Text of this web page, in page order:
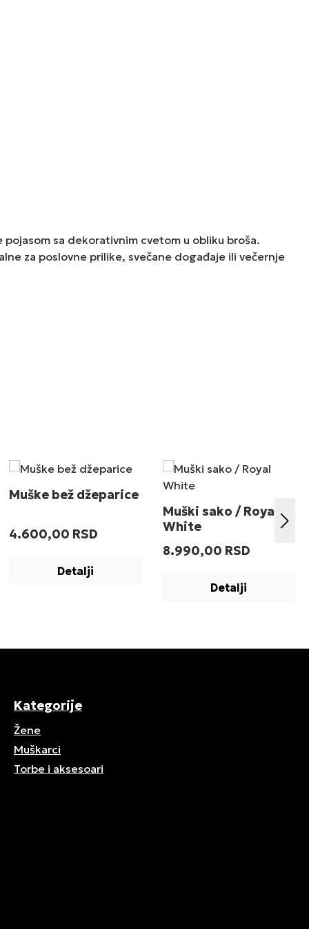
sa dekorativnim cvetom u obliku broša.
za poslovne prilike, svečane događaje ili večernje
Muške bež džeparice
Redovna cena:
4.600,00 RSD
Detalji
Muški sako / Royal
White
Redovna cena:
8.990,00 RSD
Detalji
Kategorije
Žene
Muškarci
Torbe i aksesoari